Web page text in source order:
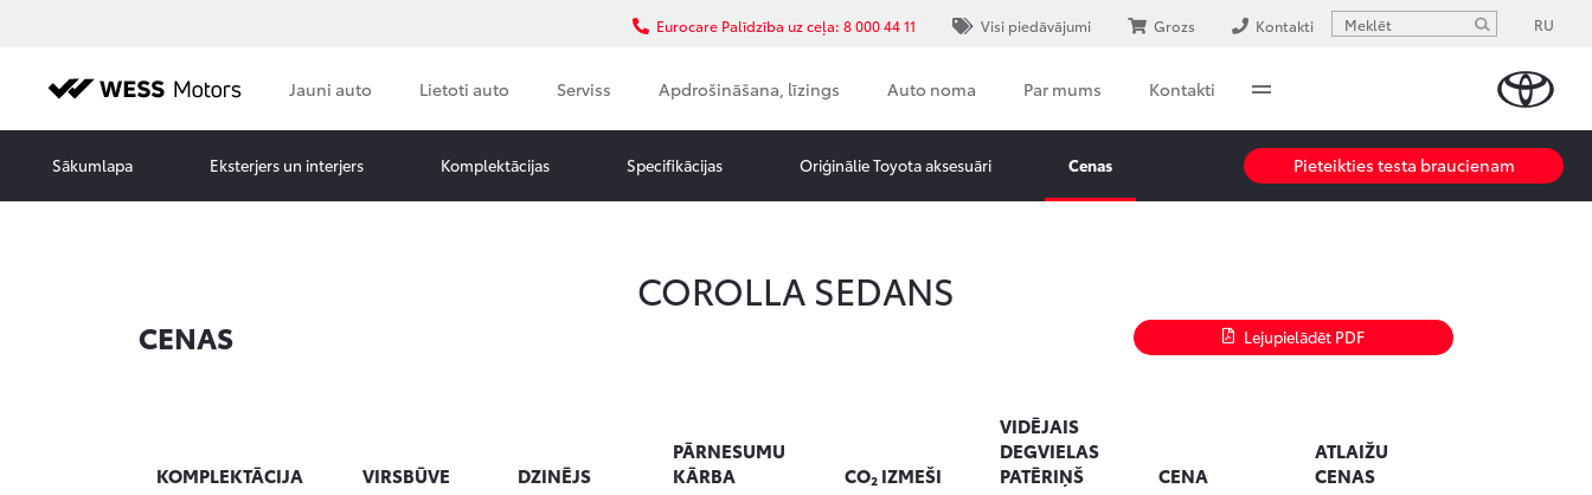
Jauni auto Lietoti auto Serviss Apdrošināšana, līzings Auto noma Par mums Kontakti
Eurocare Palīdzība uz ceļa: 8 000 44 11 Visi piedāvājumi Grozs Kontakti RU
Sākumlapa Eksterjers un interjers Komplektācijas Specifikācijas Oriģinālie Toyota aksesuāri Cenas Pieteikties testa braucienam
COROLLA SEDANS
Lejupielādēt PDF
CENAS
KOMPLEKTĀCIJA VIRSBŪVE DZINĒJS
PĀRNESUMU
KĀRBA
CO₂ IZMEŠI
VIDĒJAIS
DEGVIELAS
PATĒRIŅŠ
CENA
ATLAIŽU
CENAS